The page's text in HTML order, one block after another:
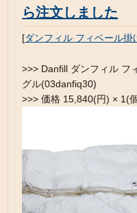
ら注文しました
[ダンフィル フィベール掛
>>> Danfill ダンフィル フ
グル(03danfiq30)
>>> 価格 15,840(円) × 1(